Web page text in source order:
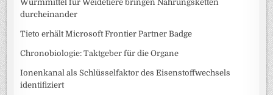
Wurmmittel für Weidetiere bringen Nahrungsketten
durcheinander
Tieto erhält Microsoft Frontier Partner Badge
Chronobiologie: Taktgeber für die Organe
Ionenkanal als Schlüsselfaktor des Eisenstoffwechsels
identifiziert